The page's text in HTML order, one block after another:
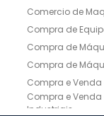
Comercio de
Compra de
Compra de
Compra de
Compra e
Compra e
Industriais